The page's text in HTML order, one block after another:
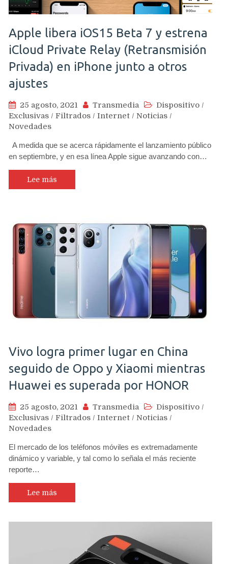
Apple libera iOS15 Beta 7 y estrena
iCloud Private Relay (Retransmisión
Privada) en iPhone junto a otros
ajustes
25 agosto, 2021 Transmedia Dispositivo /
Exclusivas / Filtrados / Internet / Noticias /
Novedades
A medida que se acerca rápidamente el lanzamiento público
en septiembre, y en esa línea Apple sigue avanzando con…
Lee más
Vivo logra primer lugar en China
seguido de Oppo y Xiaomi mientras
Huawei es superada por HONOR
25 agosto, 2021 Transmedia Dispositivo /
Exclusivas / Filtrados / Internet / Noticias /
Novedades
El mercado de los teléfonos móviles es extremadamente
dinámico y variable, y tal como lo señala el más reciente
reporte…
Lee más